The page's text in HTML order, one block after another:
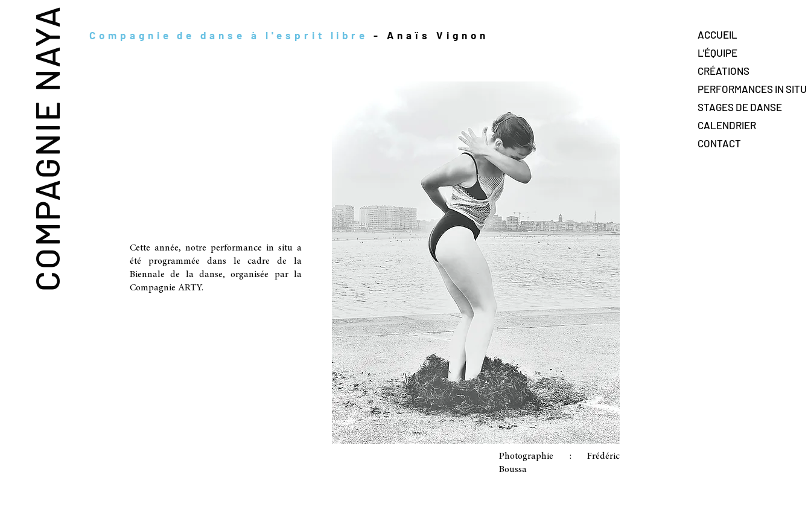
COMPAGNIE NAYA
ACCUEIL
L'ÉQUIPE
CRÉATIONS
PERFORMANCES IN SITU
STAGES DE DANSE
CALENDRIER
CONTACT
Compagnie de danse à l'esprit libre - Anaïs Vignon
Cette année, notre performance in situ a
été programmée dans le cadre de la
Biennale de la danse, organisée par la
Compagnie ARTY.
Photographie : Frédéric
Boussa